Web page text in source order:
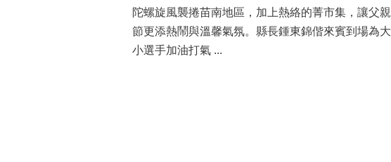
陀螺旋風襲捲苗南地區，加上熱絡的菁市集，讓父親
節更添熱鬧與溫馨氣氛。縣長鍾東錦偕來賓到場為大
小選手加油打氣 ...